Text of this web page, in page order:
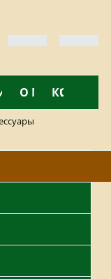
ОБЗОРЫ
О МАГАЗИНЕ